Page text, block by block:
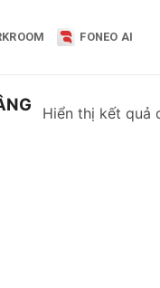
FONEO AI
Hiển thị kết quả